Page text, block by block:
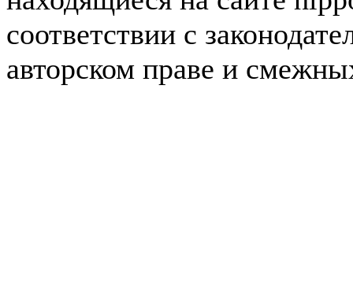
соответствии с
авторском праве и